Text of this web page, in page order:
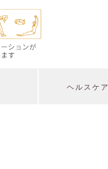
ヘルスケア